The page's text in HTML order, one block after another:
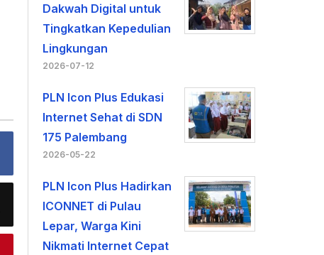
Dakwah Digital untuk
Tingkatkan Kepedulian
Lingkungan
2026-07-12
PLN Icon Plus Edukasi
Internet Sehat di SDN
175 Palembang
2026-05-22
PLN Icon Plus Hadirkan
ICONNET di Pulau
Lepar, Warga Kini
Nikmati Internet Cepat